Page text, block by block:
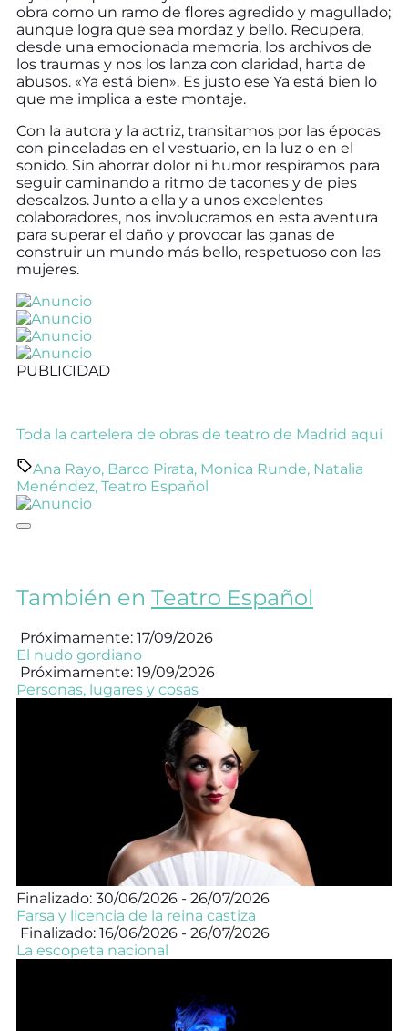
obra como un ramo de flores agredido y magullado;
aunque logra que sea mordaz y bello. Recupera,
desde una emocionada memoria, los archivos de
los traumas y nos los lanza con claridad, harta de
abusos. «Ya está bien». Es justo ese Ya está bien lo
que me implica a este montaje.
Con la autora y la actriz, transitamos por las épocas
con pinceladas en el vestuario, en la luz o en el
sonido. Sin ahorrar dolor ni humor respiramos para
seguir caminando a ritmo de tacones y de pies
descalzos. Junto a ella y a unos excelentes
colaboradores, nos involucramos en esta aventura
para superar el daño y provocar las ganas de
construir un mundo más bello, respetuoso con las
mujeres.
PUBLICIDAD
Toda la cartelera de obras de teatro de Madrid aquí
Ana Rayo, Barco Pirata, Monica Runde, Natalia
Menéndez, Teatro Español
También en Teatro Español
Próximamente: 17/09/2026
El nudo gordiano
Próximamente: 19/09/2026
Personas, lugares y cosas
Finalizado: 30/06/2026 - 26/07/2026
Farsa y licencia de la reina castiza
Finalizado: 16/06/2026 - 26/07/2026
La escopeta nacional